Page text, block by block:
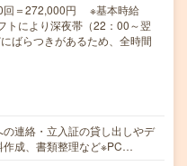
回＝272,000円 ※基本時給
トにより深夜帯（22：00～翌
ばらつきがあるため、全時間
の連絡・立入証の貸し出しやデ
作成、書類整理など※PC…